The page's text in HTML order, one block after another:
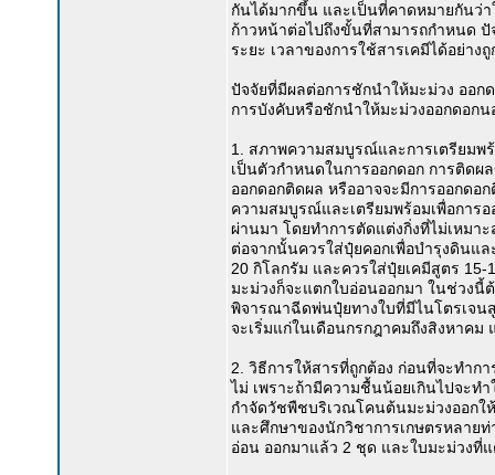
กันได้มากขึ้น และเป็นที่คาดหมายกันว่
ก้าวหน้าต่อไปถึงขั้นที่สามารถกำหนด
ระยะ เวลาของการใช้สารเคมีได้อย่า
ปัจจัยที่มีผลต่อการชักนำให้มะม่วง ออก
การบังคับหรือชักนำให้มะม่วงออกดอก
1. สภาพความสมบูรณ์และการเตรียม
เป็นตัวกำหนดในการออกดอก การติดผ
ออกดอกติดผล หรืออาจจะมีการออกดอ
ความสมบูรณ์และเตรียมพร้อมเพื่อการ
ผ่านมา โดยทำการตัดแต่งกิ่งที่ไม่เหมา
ต่อจากนั้นควรใส่ปุ๋ยคอกเพื่อบำรุงดินแ
20 กิโลกรัม และควรใส่ปุ๋ยเคมีสูตร
มะม่วงก็จะแตกใบอ่อนออกมา ในช่วงนี้
พิจารณาฉีดพ่นปุ๋ยทางใบที่มีไนโตรเจน
จะเริ่มแก่ในเดือนกรกฎาคมถึงสิงหาคม
2. วิธีการให้สารที่ถูกต้อง ก่อนที่จะทำ
ไม่ เพราะถ้ามีความชื้นน้อยเกินไปจะ
กำจัดวัชพืชบริเวณโคนต้นมะม่วงออกใ
และศึกษาของนักวิชาการเกษตรหลาย
อ่อน ออกมาแล้ว 2 ชุด และใบมะม่วงที่